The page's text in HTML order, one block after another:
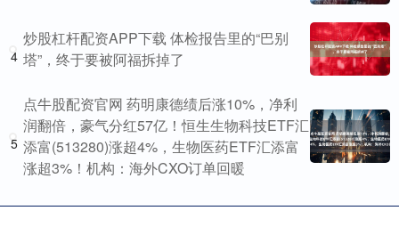
4
炒股杠杆配资APP下载 体检报告里的“巴别
塔”，终于要被阿福拆掉了
5
点牛股配资官网 药明康德绩后涨10%，净利
润翻倍，豪气分红57亿！恒生生物科技ETF汇
添富(513280)涨超4%，生物医药ETF汇添富
涨超3%！机构：海外CXO订单回暖